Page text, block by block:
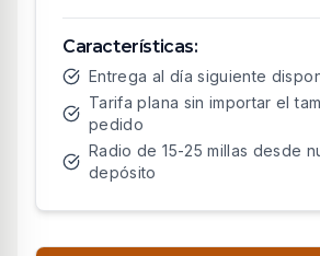
Características:
Entrega al día siguiente
Tarifa plana sin importar el
pedido
Radio de 15-25 millas desde
depósito